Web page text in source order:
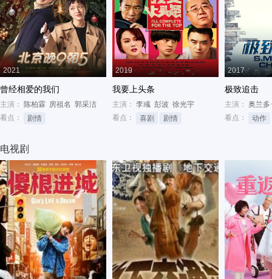
2021
曾经相爱的我们
主演： 陈柏霖 房祖名 郭采洁
看点：
剧情
2019
我要上头条
主演： 李彧 彭波 徐光宇
看点：
喜剧 剧情
2017
极致追击
主演： 奥兰多
看点：
动作
电视剧